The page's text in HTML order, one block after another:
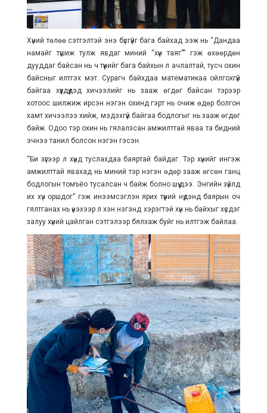
Хүний төлөө сэтгэлтэй энэ бүсгүйг бага байхад ээж нь “Дандаа
намайг түшиж тулж явдаг миний “хүн таяг”” гэж өхөөрдөн
дууддаг байсан нь ч түүнийг бага байхын л ачлалтай, тусч охин
байсныг илтгэх мэт. Сурагч байхдаа математикаа ойлгохгүй
байгаа хүүхдүүдэд хичээлийг нь зааж өгдөг байсан тэрээр
хотоос шилжиж ирсэн нэгэн охинд гэрт нь очиж өдөр болгон
хамт хичээлээ хийж, мэдэхгүй байгаа бодлогыг нь зааж өгдөг
байж. Одоо тэр охин нь гялалзсан амжилттай яваа та бидний
эчнээ танил болсон нэгэн гэсэн.
“Би зүгээр л хүнд туслахдаа баяртай байдаг. Тэр хүнийг ингэж
амжилттай явахад нь миний тэр нэгэн өдөр зааж өгсөн ганц
бодлогын томъёо тусалсан ч байж болно шүү дээ. Энгийн зүйлд
их хүч оршдог” гэж инээмсэглэн ярих түүний нүдэнд баярын оч
гялтганах нь үнэхээр л хэн нэгэнд хэрэгтэй хүн нь байхыг хүсдэг
залуу хүний цайлган сэтгэлээр бялхаж буйг нь илтгэж байлаа.